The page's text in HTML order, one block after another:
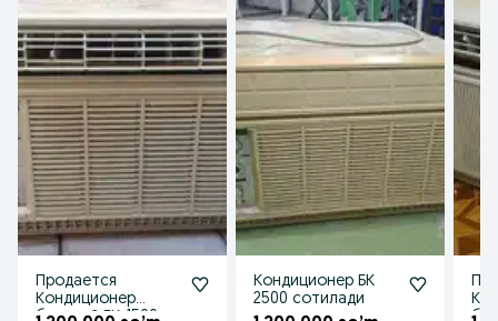
Продается
Кондиционер
бытовой БК-1500.
Кондиционер БК
2500 сотилади